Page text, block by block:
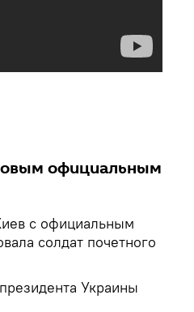
официальным
с официальным
солдат почетного
Украины